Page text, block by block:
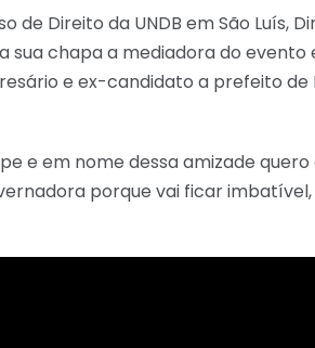
de Direito da UNDB em São Luís,
sua chapa a mediadora do evento
e ex-candidato a prefeito de
e em nome dessa amizade
porque vai ficar imbatível,